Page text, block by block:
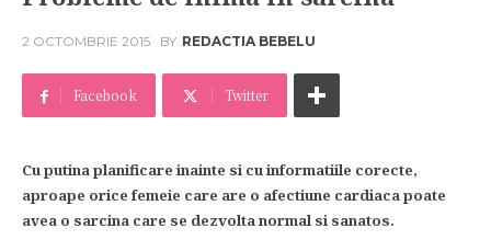
2 OCTOMBRIE 2015 BY REDACTIA BEBELU
Facebook Twitter
Cu putina planificare inainte si cu informatiile corecte,
aproape orice femeie care are o afectiune cardiaca poate
avea o sarcina care se dezvolta normal si sanatos.